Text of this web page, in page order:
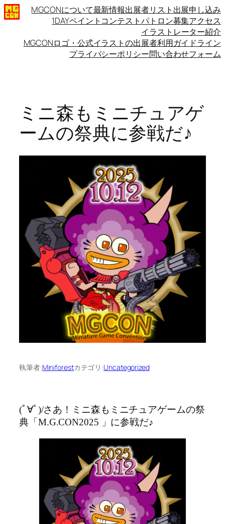
内
容
MGCONについて最新情報出展者リスト 出展申し込み
1DAYペイントコンテストパトロン募集アクセス
イラストレーター紹介
MGCONロゴ・公式イラストの出展者利用ガイドライン
プライバシーポリシー問い合わせフォーム
ミニ森もミニチュアゲ
ームの祭典に参戦だ♪
執筆者:Miniforestカテゴリ:Uncategorized
(ﾟ∀ﾟ)/さあ！ミニ森もミニチュアゲームの祭
典「M.G.CON2025 」に参戦だ♪